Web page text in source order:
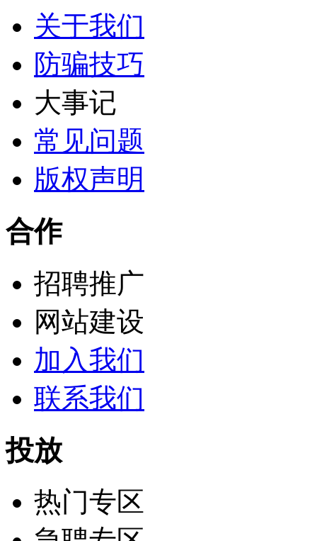
关于我们
防骗技巧
大事记
常见问题
版权声明
合作
招聘推广
网站建设
加入我们
联系我们
投放
热门专区